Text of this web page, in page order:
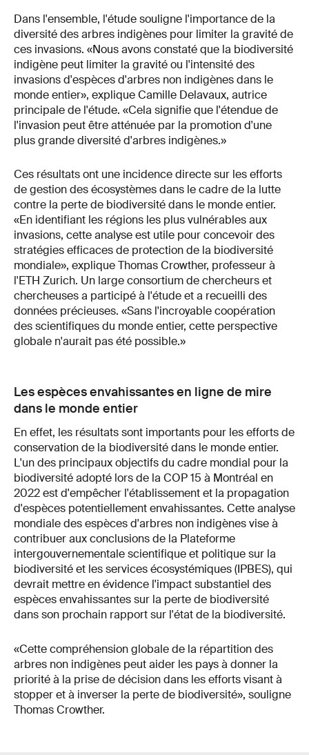
Dans l'ensemble, l'étude souligne l'importance de la
diversité des arbres indigènes pour limiter la gravité de
ces invasions. «Nous avons constaté que la biodiversité
indigène peut limiter la gravité ou l'intensité des
invasions d'espèces d'arbres non indigènes dans le
monde entier», explique Camille Delavaux, autrice
principale de l'étude. «Cela signifie que l'étendue de
l'invasion peut être atténuée par la promotion d'une
plus grande diversité d'arbres indigènes.»
Ces résultats ont une incidence directe sur les efforts
de gestion des écosystèmes dans le cadre de la lutte
contre la perte de biodiversité dans le monde entier.
«En identifiant les régions les plus vulnérables aux
invasions, cette analyse est utile pour concevoir des
stratégies efficaces de protection de la biodiversité
mondiale», explique Thomas Crowther, professeur à
l'ETH Zurich. Un large consortium de chercheurs et
chercheuses a participé à l'étude et a recueilli des
données précieuses. «Sans l'incroyable coopération
des scientifiques du monde entier, cette perspective
globale n'aurait pas été possible.»
Les espèces envahissantes en ligne de mire
dans le monde entier
En effet, les résultats sont importants pour les efforts de
conservation de la biodiversité dans le monde entier.
L'un des principaux objectifs du cadre mondial pour la
biodiversité adopté lors de la COP 15 à Montréal en
2022 est d'empêcher l'établissement et la propagation
d'espèces potentiellement envahissantes. Cette analyse
mondiale des espèces d'arbres non indigènes vise à
contribuer aux conclusions de la Plateforme
intergouvernementale scientifique et politique sur la
biodiversité et les services écosystémiques (IPBES), qui
devrait mettre en évidence l'impact substantiel des
espèces envahissantes sur la perte de biodiversité
dans son prochain rapport sur l'état de la biodiversité.
«Cette compréhension globale de la répartition des
arbres non indigènes peut aider les pays à donner la
priorité à la prise de décision dans les efforts visant à
stopper et à inverser la perte de biodiversité», souligne
Thomas Crowther.